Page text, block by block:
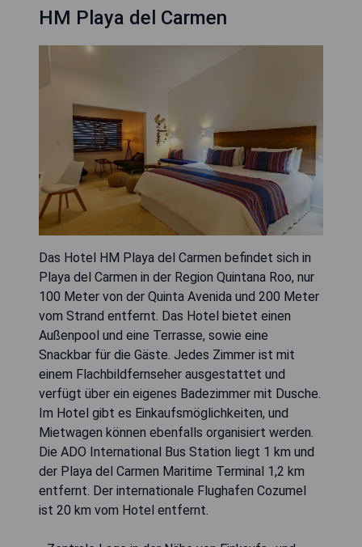
HM Playa del Carmen
Das Hotel HM Playa del Carmen befindet sich in
Playa del Carmen in der Region Quintana Roo, nur
100 Meter von der Quinta Avenida und 200 Meter
vom Strand entfernt. Das Hotel bietet einen
Außenpool und eine Terrasse, sowie eine
Snackbar für die Gäste. Jedes Zimmer ist mit
einem Flachbildfernseher ausgestattet und
verfügt über ein eigenes Badezimmer mit Dusche.
Im Hotel gibt es Einkaufsmöglichkeiten, und
Mietwagen können ebenfalls organisiert werden.
Die ADO International Bus Station liegt 1 km und
der Playa del Carmen Maritime Terminal 1,2 km
entfernt. Der internationale Flughafen Cozumel
ist 20 km vom Hotel entfernt.